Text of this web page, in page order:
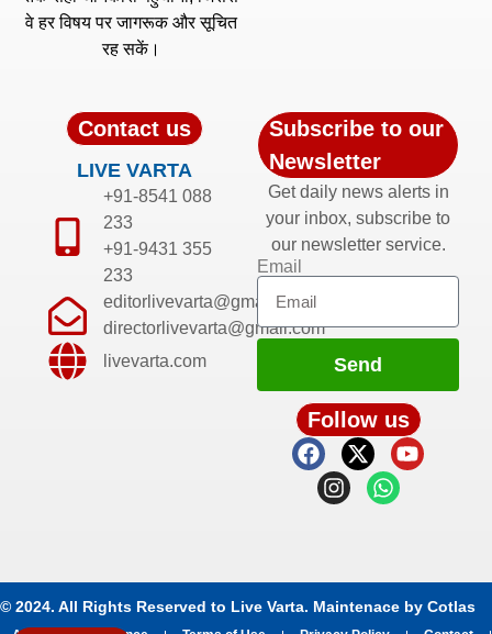
वे हर विषय पर जागरूक और सूचित
रह सकें।
Contact us
LIVE VARTA
+91-8541 088
233
+91-9431 355
233
editorlivevarta@gmail.com
directorlivevarta@gmail.com
livevarta.com
Subscribe to our
Newsletter
Get daily news alerts in
your inbox, subscribe to
our newsletter service.
Email
Send
Follow us
© 2024. All Rights Reserved to Live Varta. Maintenace by Cotlas